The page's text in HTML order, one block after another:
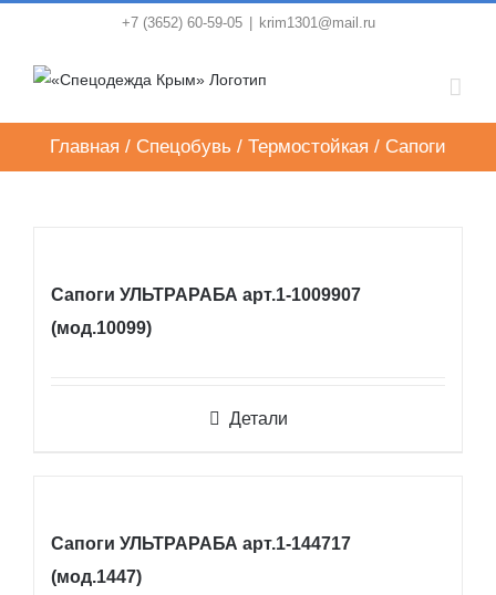
content
+7 (3652) 60-59-05 krim1301@mail.ru
Главная / Спецобувь / Термостойкая / Сапоги
Сапоги УЛЬТРАРАБА арт.1-1009907
(мод.10099)
Детали
Сапоги УЛЬТРАРАБА арт.1-144717
(мод.1447)